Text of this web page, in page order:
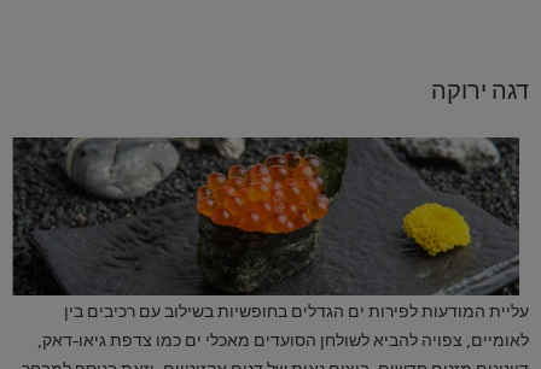
דגה ירוקה
עליית המודעות לפירות ים הגדלים בחופשיות בשילוב עם רכיבים בין
לאומיים, צפויה להביא לשולחן הסועדים מאכלי ים כמו צדפת גיאו-דאק,